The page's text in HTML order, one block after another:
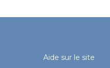
Aide sur le site